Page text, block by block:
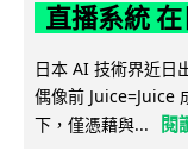
直播系統
日本 AI 技術界近日
偶像前 Juice=Juice
下，僅憑藉與...
閱